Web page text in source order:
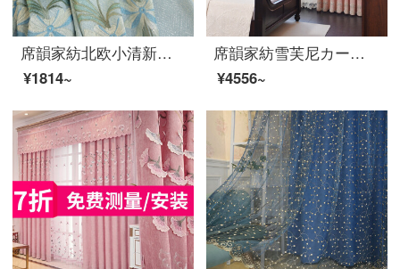
席韻家紡北欧小清新朝顔のリビングルームの遮光カーテンのつぼみが咲き始めました。青い布のオーダーメイド幅は1メートル*高さ2.7メートルの単価(ナノリング)が高くなります。
¥1814~
席韻家紡雪芙尼カーテン北欧カーテン居間の寝室の刺繍の遮光カーテンは同じカーテンをカスタマイズして、幅1メートル*高さ2.7メートルの単価(韓国のしわフック)を高くすることができます。
¥4556~